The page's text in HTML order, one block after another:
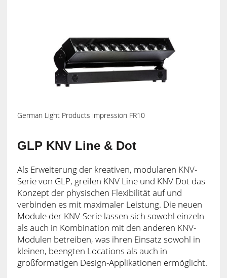
German Light Products impression FR10
GLP KNV Line & Dot
Als Erweiterung der kreativen, modularen KNV-
Serie von GLP, greifen KNV Line und KNV Dot das
Konzept der physischen Flexibilität auf und
verbinden es mit maximaler Leistung. Die neuen
Module der KNV-Serie lassen sich sowohl einzeln
als auch in Kombination mit den anderen KNV-
Modulen betreiben, was ihren Einsatz sowohl in
kleinen, beengten Locations als auch in
großformatigen Design-Applikationen ermöglicht.